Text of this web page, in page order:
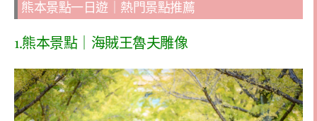
熊本景點一日遊｜熱門景點推薦
1.熊本景點｜海賊王魯夫雕像